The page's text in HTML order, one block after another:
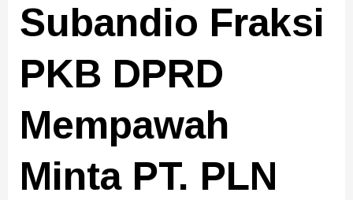
Subandio Fraksi
PKB DPRD
Mempawah
Minta PT. PLN